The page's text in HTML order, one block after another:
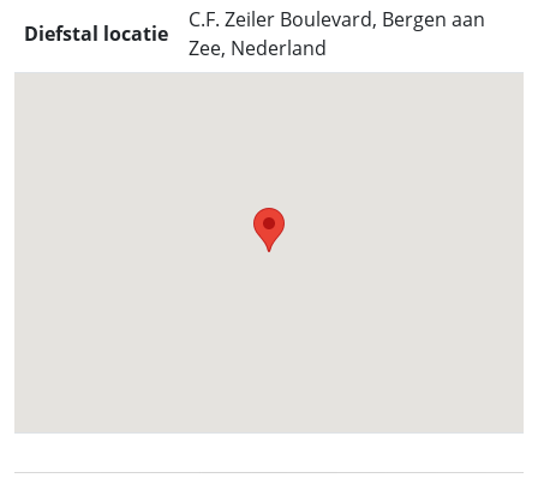
Diefstal locatie
C.F. Zeiler Boulevard, Bergen aan
Zee, Nederland